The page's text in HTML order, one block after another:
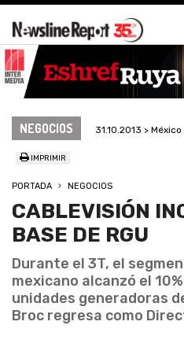
NEGOCIOS 31.10.2013 > México
IMPRIMIR
PORTADA NEGOCIOS
CABLEVISIÓN
BASE DE RGU
Durante el 3T, el
mexicano alcanzó el
unidades generadoras
Broc regresa como